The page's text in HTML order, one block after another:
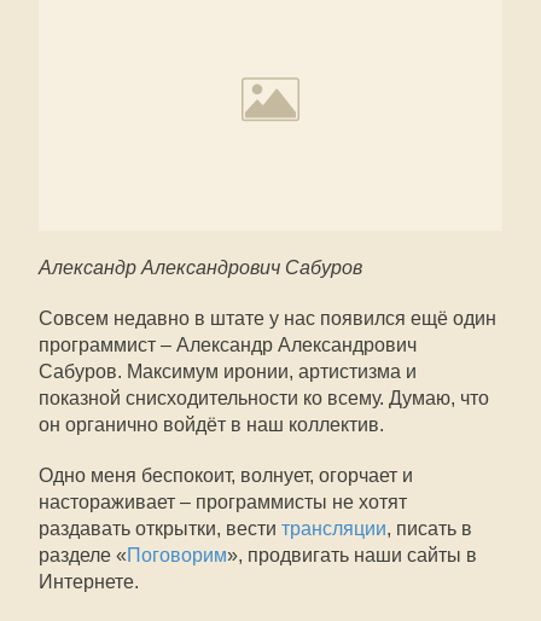
Александр Александрович Сабуров
Совсем недавно в штате у нас появился ещё один
программист – Александр Александрович
Сабуров. Максимум иронии, артистизма и
показной снисходительности ко всему. Думаю, что
он органично войдёт в наш коллектив.
Одно меня беспокоит, волнует, огорчает и
настораживает – программисты не хотят
раздавать открытки, вести трансляции, писать в
разделе «Поговорим», продвигать наши сайты в
Интернете.